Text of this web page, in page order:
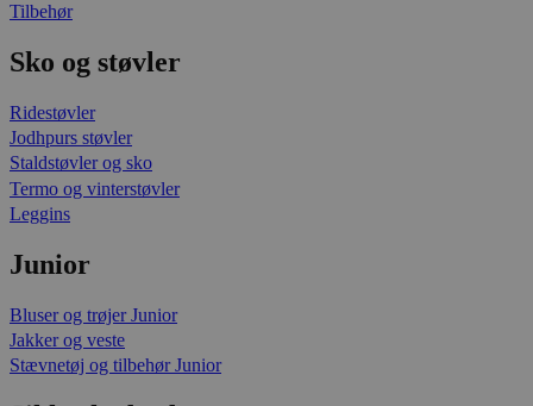
Tilbehør
Sko og støvler
Ridestøvler
Jodhpurs støvler
Staldstøvler og sko
Termo og vinterstøvler
Leggins
Junior
Bluser og trøjer Junior
Jakker og veste
Stævnetøj og tilbehør Junior